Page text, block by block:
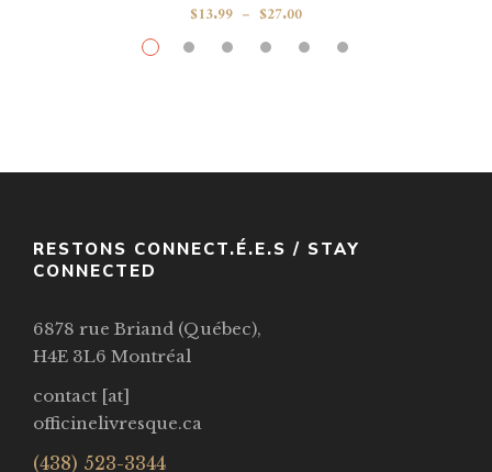
War Of The Spark: Forsaken (Magic: The
$13.99 – $27.00
RESTONS CONNECT.É.E.S / STAY
CONNECTED
6878 rue Briand (Québec),
H4E 3L6 Montréal
contact [at]
officinelivresque.ca
(438) 523-3344